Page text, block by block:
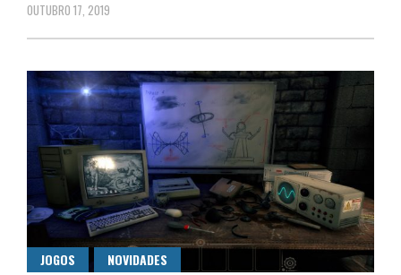
OUTUBRO 17, 2019
JOGOS NOVIDADES